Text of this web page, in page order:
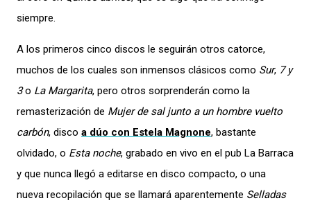
siempre.
A los primeros cinco discos le seguirán otros catorce,
muchos de los cuales son inmensos clásicos como Sur, 7 y
3o La Margarita, pero otros sorprenderán como la
remasterización de Mujer de sal junto a un hombre vuelto
carbón, disco a dúo con Estela Magnone, bastante
olvidado, o Esta noche, grabado en vivo en el pub La Barraca
y que nunca llegó a editarse en disco compacto, o una
nueva recopilación que se llamará aparentemente Selladas